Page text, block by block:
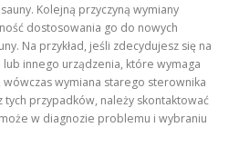
Kolejną przyczyną wymiany
dostosowania go do nowych
Na przykład, jeśli zdecydujesz się na
innego urządzenia, które wymaga
wymiana starego sterownika
tych przypadków, należy skontaktować
w diagnozie problemu i wybraniu